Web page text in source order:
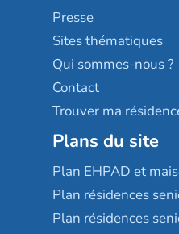
Sérénys
Résidences
Presse
Sites thématiques
Qui sommes-nous ?
Contact
Trouver ma
Plans du site
Plan EHPAD et
Plan résidences
Plan résidences